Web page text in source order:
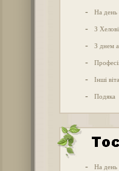
- На день
- З
- З днем
-
- Інші
- Подяка
- На день